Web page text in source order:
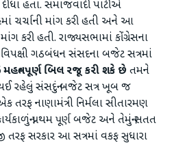
હતા. સમાજવાદી પાર્ટીએ
ચર્ચાની માંગ કરી હતી અને આ
કરી હતી. રાજ્યસભામાં કોંગ્રેસના
વિપક્ષી ગઠબંધન સંસદના બજેટ સત્રમાં
મહત્વપૂર્ણ બિલ રજૂ કરી શકે છેતમને
રહેલું સંસદનું બજેટ સત્ર ખૂબ જ
નાણામંત્રી નિર્મલા સીતારમણ
કાર્યકાળનું પ્રથમ પૂર્ણ બજેટ અને તેમનું સતત
સરકાર આ સત્રમાં વકફ સુધારા